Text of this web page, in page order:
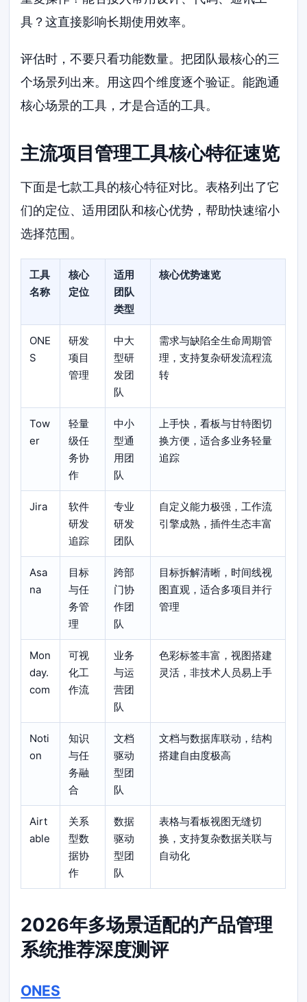
具？这直接影响长期使用效率。
评估时，不要只看功能数量。把团队最核心的三
个场景列出来。用这四个维度逐个验证。能跑通
核心场景的工具，才是合适的工具。
主流项目管理工具核心特征速览
下面是七款工具的核心特征对比。表格列出了它
们的定位、适用团队和核心优势，帮助快速缩小
选择范围。
工具
名称
核心
定位
适用
团队
类型
核心优势速览
ONE
S
研发
项目
管理
中大
型研
发团
队
需求与缺陷全生命周期管
理，支持复杂研发流程流
转
Tow
er
轻量
级任
务协
作
中小
型通
用团
队
上手快，看板与甘特图切
换方便，适合多业务轻量
追踪
Jira
软件
研发
追踪
专业
研发
团队
自定义能力极强，工作流
引擎成熟，插件生态丰富
Asa
na
目标
与任
务管
理
跨部
门协
作团
队
目标拆解清晰，时间线视
图直观，适合多项目并行
管理
Mon
day.
com
可视
化工
作流
业务
与运
营团
队
色彩标签丰富，视图搭建
灵活，非技术人员易上手
Noti
on
知识
与任
务融
合
文档
驱动
型团
队
文档与数据库联动，结构
搭建自由度极高
Airt
able
关系
型数
据协
作
数据
驱动
型团
队
表格与看板视图无缝切
换，支持复杂数据关联与
自动化
2026年多场景适配的产品管理
系统推荐深度测评
ONES